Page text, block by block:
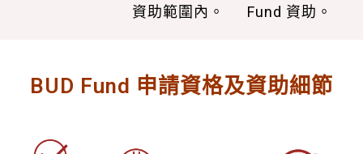
資助範圍內。
Fund 資助。
BUD Fund 申請資格及資助細節